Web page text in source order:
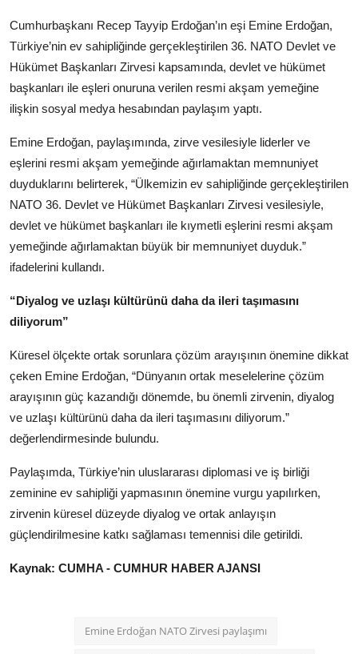
Cumhurbaşkanı Recep Tayyip Erdoğan’ın eşi Emine Erdoğan,
Türkiye’nin ev sahipliğinde gerçekleştirilen 36. NATO Devlet ve
Hükümet Başkanları Zirvesi kapsamında, devlet ve hükümet
başkanları ile eşleri onuruna verilen resmi akşam yemeğine
ilişkin sosyal medya hesabından paylaşım yaptı.
Emine Erdoğan, paylaşımında, zirve vesilesiyle liderler ve
eşlerini resmi akşam yemeğinde ağırlamaktan memnuniyet
duyduklarını belirterek, “Ülkemizin ev sahipliğinde gerçekleştirilen
NATO 36. Devlet ve Hükümet Başkanları Zirvesi vesilesiyle,
devlet ve hükümet başkanları ile kıymetli eşlerini resmi akşam
yemeğinde ağırlamaktan büyük bir memnuniyet duyduk.”
ifadelerini kullandı.
“Diyalog ve uzlaşı kültürünü daha da ileri taşımasını
diliyorum”
Küresel ölçekte ortak sorunlara çözüm arayışının önemine dikkat
çeken Emine Erdoğan, “Dünyanın ortak meselelerine çözüm
arayışının güç kazandığı dönemde, bu önemli zirvenin, diyalog
ve uzlaşı kültürünü daha da ileri taşımasını diliyorum.”
değerlendirmesinde bulundu.
Paylaşımda, Türkiye’nin uluslararası diplomasi ve iş birliği
zeminine ev sahipliği yapmasının önemine vurgu yapılırken,
zirvenin küresel düzeyde diyalog ve ortak anlayışın
güçlendirilmesine katkı sağlaması temennisi dile getirildi.
Kaynak: CUMHA - CUMHUR HABER AJANSI
Emine Erdoğan NATO Zirvesi paylaşımı